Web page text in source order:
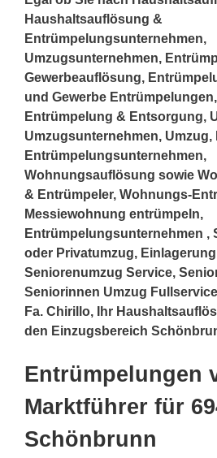
Haushaltsauflösung &
Entrümpelungsunternehmen,
Umzugsunternehmen,
Gewerbeauflösung,
und Gewerbe
Entrümpelung & Entsorgung,
Umzugsunternehmen,
Entrümpelungsunternehmen,
Wohnungsauflösung sowie
& Entrümpeler, Wohnungs-
Messiewohnung entrümpeln,
Entrümpelungsunternehmen ,
oder Privatumzug,
Seniorenumzug Service,
Seniorinnen Umzug
Fa. Chirillo, Ihr
den Einzugsbereich
Entrümpelungen
Marktführer für
Schönbrunn